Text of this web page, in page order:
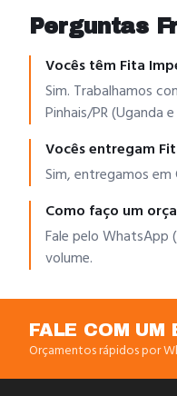
Perguntas
Vocês têm Fita
Sim. Trabalhamos
Pinhais/PR (Uganda
Vocês entregam
Sim, entregamos
Como faço um
Fale pelo WhatsApp
volume.
FALE COM UM
Orçamentos rápidos por